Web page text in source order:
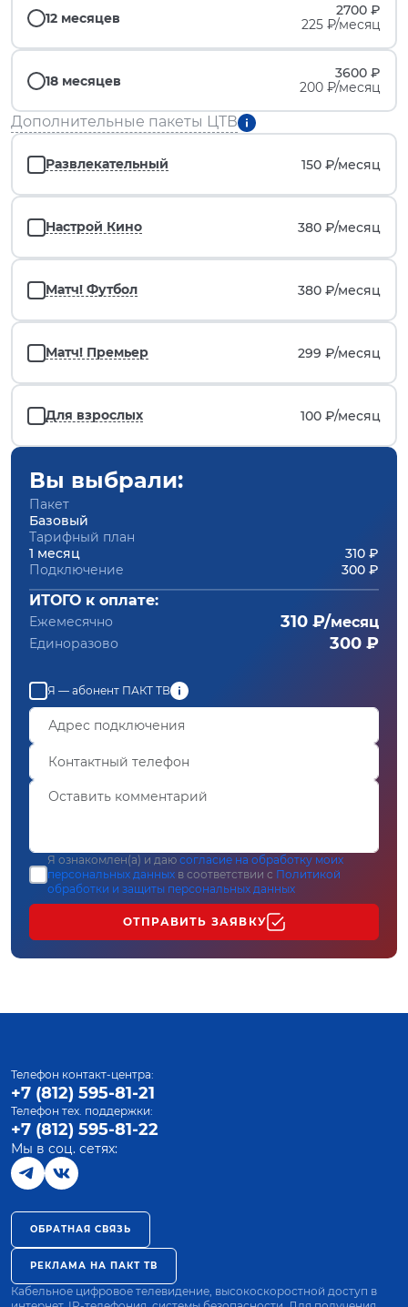
12 месяцев
2700 ₽
225 ₽/месяц
18 месяцев
3600 ₽
200 ₽/месяц
Дополнительные пакеты ЦТВ
Развлекательный 150 ₽/месяц
Настрой Кино 380 ₽/месяц
Матч! Футбол 380 ₽/месяц
Матч! Премьер 299 ₽/месяц
Для взрослых 100 ₽/месяц
Вы выбрали:
Пакет
Базовый
Тарифный план
1 месяц
310 ₽
Подключение
300 ₽
ИТОГО к оплате:
Ежемесячно 310 ₽/месяц
Единоразово 300 ₽
Я — абонент ПАКТ ТВ
Я ознакомлен(а) и даю согласие на обработку моих
персональных данных в соответствии с Политикой
обработки и защиты персональных данных
ОТПРАВИТЬ ЗАЯВКУ
Телефон контакт-центра:
+7 (812) 595-81-21
Телефон тех. поддержки:
+7 (812) 595-81-22
Мы в соц. сетях:
ОБРАТНАЯ СВЯЗЬ
РЕКЛАМА НА ПАКТ ТВ
Кабельное цифровое телевидение, высокоскоростной доступ в